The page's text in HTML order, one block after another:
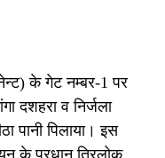
के गेट नम्बर-1 पर
दशहरा व निर्जला
पानी पिलाया। इस